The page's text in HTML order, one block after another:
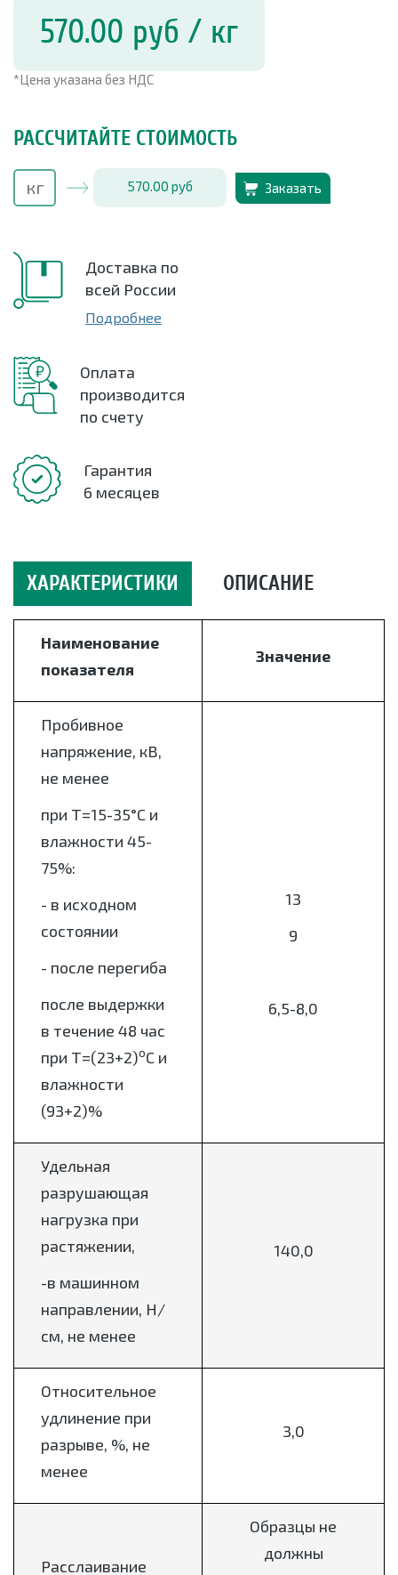
570.00 руб / кг
*Цена указана без НДС
РАССЧИТАЙТЕ СТОИМОСТЬ
570.00 руб Заказать
Доставка по
всей России
Подробнее
Оплата
производится
по счету
Гарантия
6 месяцев
ХАРАКТЕРИСТИКИ ОПИСАНИЕ
Наименование
показателя
Значение
Пробивное
напряжение, кВ,
не менее
при Т=15-35°С и
влажности 45-
75%:
- в исходном
состоянии
- после перегиба
после выдержки
в течение 48 час
при Т=(23+2)оС и
влажности
(93+2)%
13
9
6,5-8,0
Удельная
разрушающая
нагрузка при
растяжении,
-в машинном
направлении, Н/
см, не менее
140,0
Относительное
удлинение при
разрыве, %, не
менее
3,0
Расслаивание
Образцы не
должны